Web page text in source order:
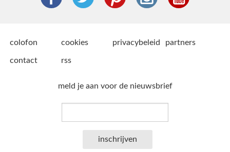
colofon cookies privacybeleid partners
contact rss
meld je aan voor de nieuwsbrief